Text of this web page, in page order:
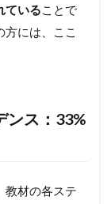
ていることで
には、ここ
ンス：33%
教材の各ステ